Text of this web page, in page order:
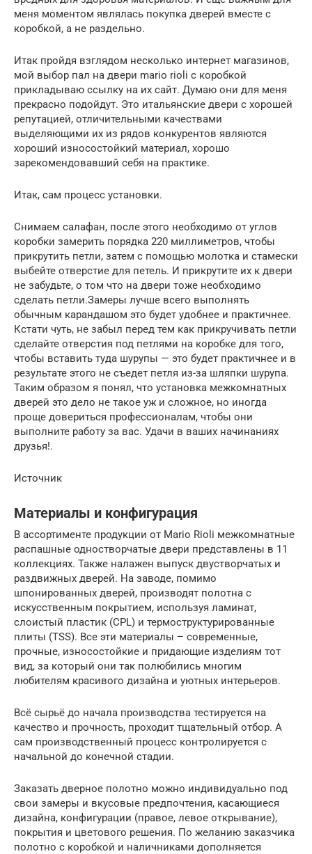
меня моментом являлась покупка дверей вместе с
коробкой, а не раздельно.
Итак пройдя взглядом несколько интернет магазинов,
мой выбор пал на двери mario rioli с коробкой
прикладываю ссылку на их сайт. Думаю они для меня
прекрасно подойдут. Это итальянские двери с хорошей
репутацией, отличительными качествами
выделяющими их из рядов конкурентов являются
хороший износостойкий материал, хорошо
зарекомендовавший себя на практике.
Итак, сам процесс установки.
Снимаем салафан, после этого необходимо от углов
коробки замерить порядка 220 миллиметров, чтобы
прикрутить петли, затем с помощью молотка и стамески
выбейте отверстие для петель. И прикрутите их к двери
не забудьте, о том что на двери тоже необходимо
сделать петли.Замеры лучше всего выполнять
обычным карандашом это будет удобнее и практичнее.
Кстати чуть, не забыл перед тем как прикручивать петли
сделайте отверстия под петлями на коробке для того,
чтобы вставить туда шурупы — это будет практичнее и в
результате этого не съедет петля из-за шляпки шурупа.
Таким образом я понял, что установка межкомнатных
дверей это дело не такое уж и сложное, но иногда
проще довериться профессионалам, чтобы они
выполните работу за вас. Удачи в ваших начинаниях
друзья!.
Источник
Материалы и конфигурация
В ассортименте продукции от Mario Rioli межкомнатные
распашные одностворчатые двери представлены в 11
коллекциях. Также налажен выпуск двустворчатых и
раздвижных дверей. На заводе, помимо
шпонированных дверей, производят полотна с
искусственным покрытием, используя ламинат,
слоистый пластик (CPL) и термоструктурированные
плиты (TSS). Все эти материалы – современные,
прочные, износостойкие и придающие изделиям тот
вид, за который они так полюбились многим
любителям красивого дизайна и уютных интерьеров.
Всё сырьё до начала производства тестируется на
качество и прочность, проходит тщательный отбор. А
сам производственный процесс контролируется с
начальной до конечной стадии.
Заказать дверное полотно можно индивидуально под
свои замеры и вкусовые предпочтения, касающиеся
дизайна, конфигурации (правое, левое открывание),
покрытия и цветового решения. По желанию заказчика
полотно с коробкой и наличниками дополняется